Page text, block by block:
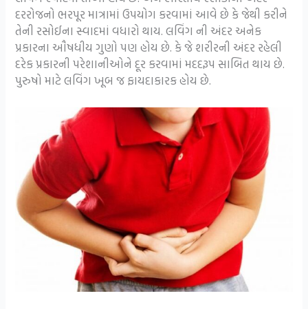
દરરોજનો ભરપૂર માત્રામાં ઉપયોગ કરવામાં આવે છે કે જેથી કરીને
તેની રસોઈના સ્વાદમાં વધારો થાય. લવિંગ ની અંદર અનેક
પ્રકારના ઔષધીય ગુણો પણ હોય છે. કે જે શરીરની અંદર રહેલી
દરેક પ્રકારની પરેશાનીઓને દૂર કરવામાં મદદરૂપ સાબિત થાય છે.
પુરુષો માટે લવિંગ ખૂબ જ ફાયદાકારક હોય છે.